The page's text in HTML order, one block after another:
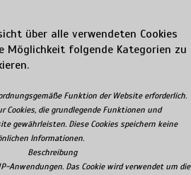
über alle verwendeten Cookies
Möglichkeit folgende Kategorien zu
Funktion der Website erforderlich.
Cookies, die grundlegende Funktionen und
gewährleisten. Diese Cookies speichern keine
Informationen.
Beschreibung
Anwendungen. Das Cookie wird verwendet um die